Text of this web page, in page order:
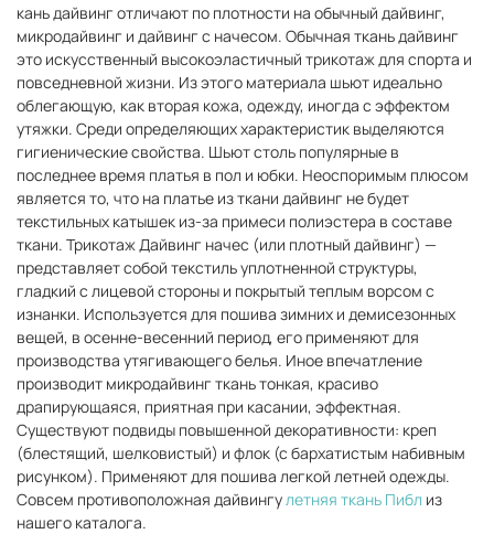
кань дайвинг отличают по плотности на обычный дайвинг,
микродайвинг и дайвинг с начесом. Обычная ткань дайвинг
это искусственный высокоэластичный трикотаж для спорта и
повседневной жизни. Из этого материала шьют идеально
облегающую, как вторая кожа, одежду, иногда с эффектом
утяжки. Среди определяющих характеристик выделяются
гигиенические свойства. Шьют столь популярные в
последнее время платья в пол и юбки. Неоспоримым плюсом
является то, что на платье из ткани дайвинг не будет
текстильных катышек из-за примеси полиэстера в составе
ткани. Трикотаж Дайвинг начес (или плотный дайвинг) —
представляет собой текстиль уплотненной структуры,
гладкий с лицевой стороны и покрытый теплым ворсом с
изнанки. Используется для пошива зимних и демисезонных
вещей, в осенне-весенний период, его применяют для
производства утягивающего белья. Иное впечатление
производит микродайвинг ткань тонкая, красиво
драпирующаяся, приятная при касании, эффектная.
Существуют подвиды повышенной декоративности: креп
(блестящий, шелковистый) и флок (с бархатистым набивным
рисунком). Применяют для пошива легкой летней одежды.
Совсем противоположная дайвингулетняя ткань Пибл из
нашего каталога.